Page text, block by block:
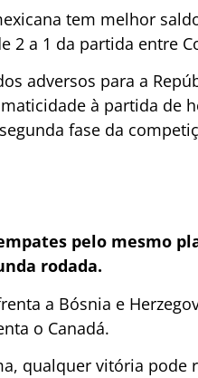
tem melhor
2 a 1 da partida entre
adversos para a
à partida de
fase da
pelo mesmo
rodada.
a Bósnia e
o Canadá.
qualquer vitória pode